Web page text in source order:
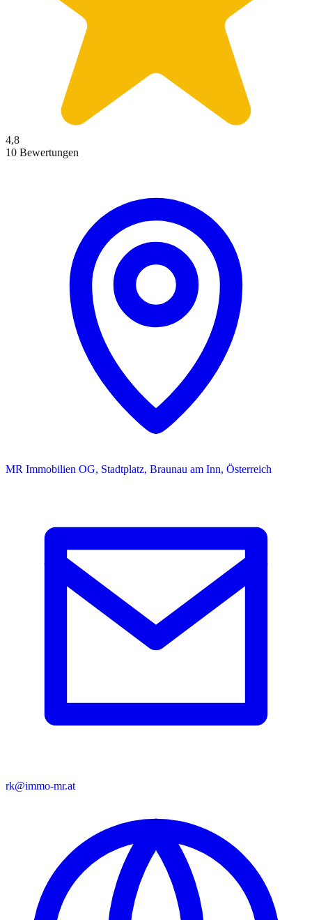
4,8
10 Bewertungen
MR Immobilien OG, Stadtplatz, Braunau am Inn, Österreich
rk@immo-mr.at